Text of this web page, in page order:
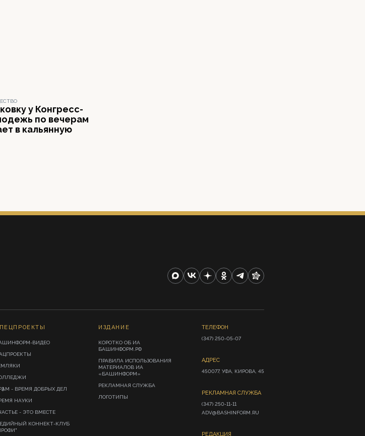
у Конгресс-
по вечерам
в кальянную
ВИДЕО
- ВРЕМЯ ДОБРЫХ ДЕЛ
НАУКИ
- ЭТО ВМЕСТЕ
КОННЕКТ-КЛУБ
ИЗДАНИЕ
КОРОТКО ОБ ИА
БАШИНФОРМ.РФ
ПРАВИЛА ИСПОЛЬЗОВАНИЯ
МАТЕРИАЛОВ ИА
«БАШИНФОРМ»
РЕКЛАМНАЯ СЛУЖБА
ЛОГОТИПЫ
ТЕЛЕФОН
(347) 250-05-07
АДРЕС
450077, УФА, КИРОВА, 45
РЕКЛАМНАЯ СЛУЖБА
(347) 250-11-11
ADV@BASHINFORM.RU
РЕДАКЦИЯ